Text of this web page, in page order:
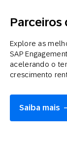
Explore as
SAP
acelerando o
crescimento
Saiba mais